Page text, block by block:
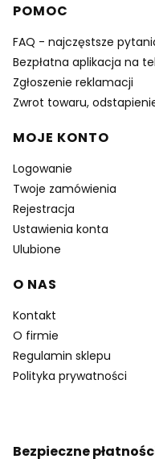
POMOC
FAQ - najczęstsze
Bezpłatna aplikacja na
Zgłoszenie reklamacji
Zwrot towaru,
MOJE KONTO
Logowanie
Twoje zamówienia
Rejestracja
Ustawienia konta
Ulubione
O NAS
Kontakt
O firmie
Regulamin sklepu
Polityka prywatności
Bezpieczne